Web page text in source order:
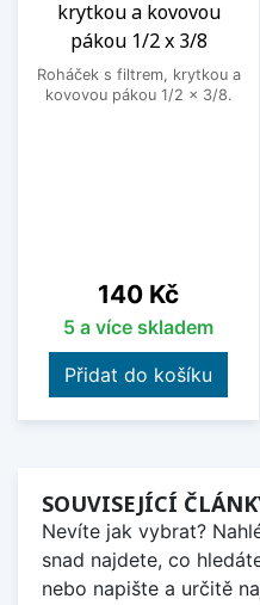
krytkou a kovovou
pákou 1/2 x 3/8
Roháček s filtrem, krytkou a
kovovou pákou 1/2 x 3/8.
Cena
140 Kč
5 a více skladem
Přidat do košíku
SOUVISEJÍCÍ
Nevíte jak vybrat?
snad najdete, co
nebo napište a určitě